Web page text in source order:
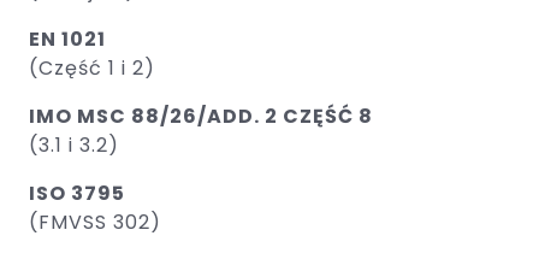
EN 1021
(Część 1 i 2)
IMO MSC 88/26/ADD. 2 CZĘŚĆ 8
(3.1 i 3.2)
ISO 3795
(FMVSS 302)